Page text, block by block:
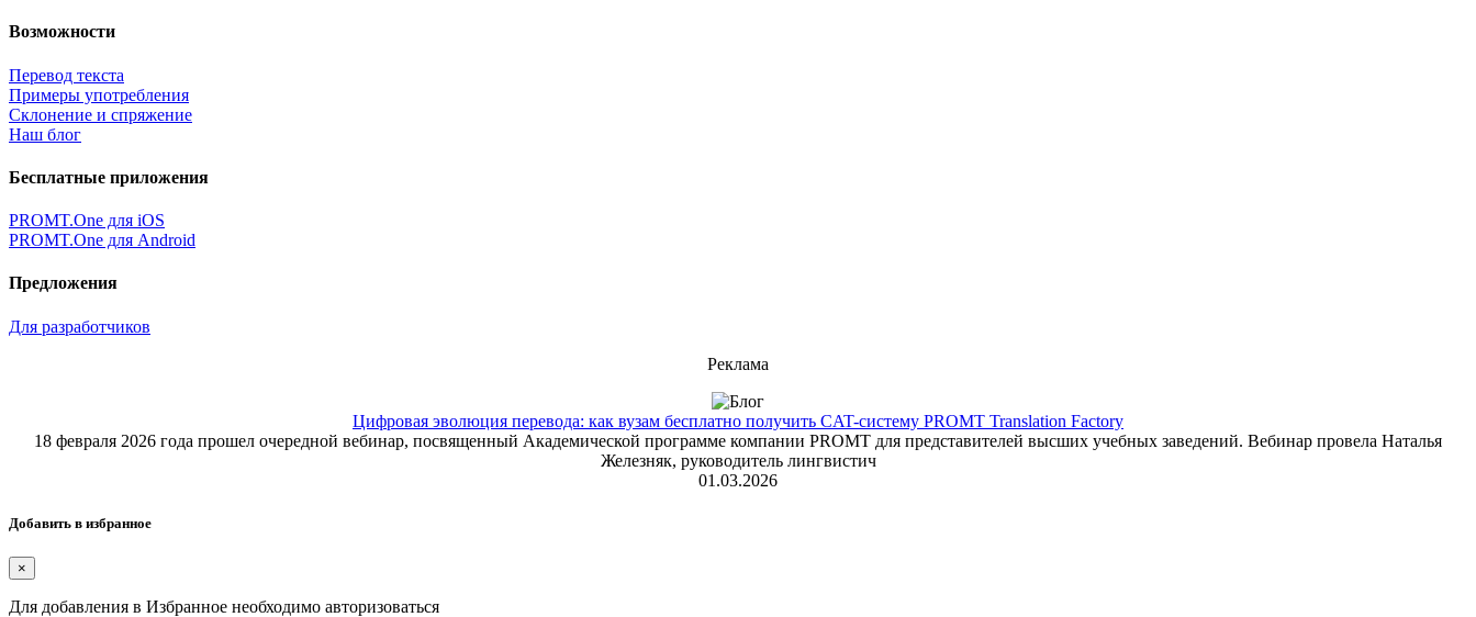
Возможности
Перевод текста
Примеры употребления
Склонение и спряжение
Наш блог
Бесплатные приложения
PROMT.One для iOS
PROMT.One для Android
Предложения
Для разработчиков
Реклама
Цифровая эволюция перевода: как вузам бесплатно получить CAT-систему PROMT Translation Factory
18 февраля 2026 года прошел очередной вебинар, посвященный Академической программе компании PROMT для представителей высших учебных заведений. Вебинар провела Наталья
Железняк, руководитель лингвистич
01.03.2026
Добавить в избранное
×
Для добавления в Избранное необходимо авторизоваться